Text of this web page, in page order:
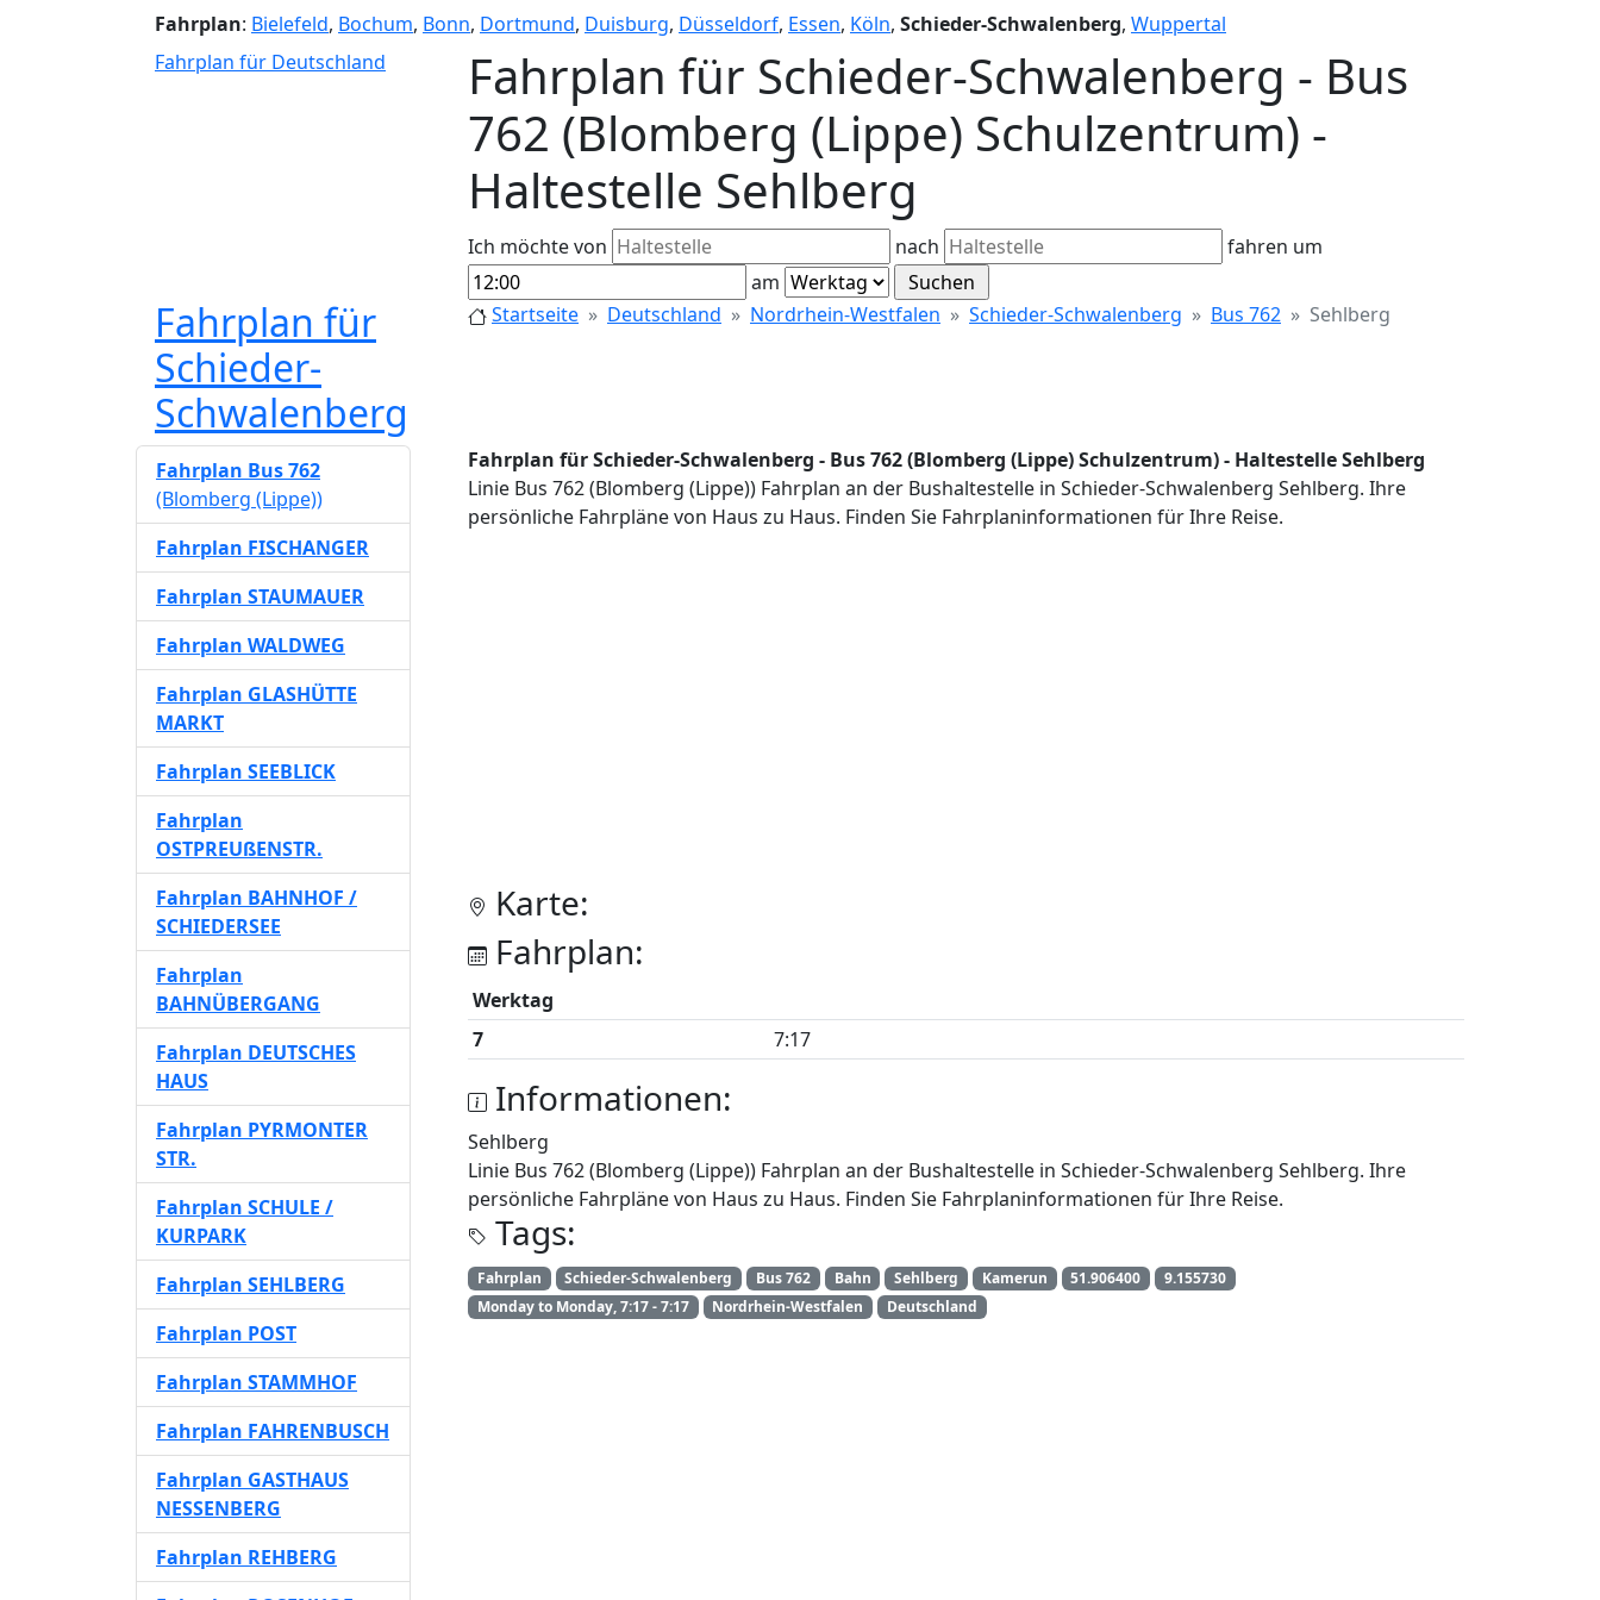
Fahrplan: Bielefeld, Bochum, Bonn, Dortmund, Duisburg, Düsseldorf, Essen, Köln, Schieder-Schwalenberg, Wuppertal
Fahrplan für Deutschland
Fahrplan für Schieder-Schwalenberg - Bus
762 (Blomberg (Lippe) Schulzentrum) -
Haltestelle Sehlberg
Ich möchte von nach
fahren um
am
Fahrplan für
Schieder-
Schwalenberg
Startseite Deutschland Nordrhein-Westfalen Schieder-Schwalenberg Bus 762 Sehlberg
Fahrplan für Schieder-Schwalenberg - Bus 762 (Blomberg (Lippe) Schulzentrum) - Haltestelle Sehlberg
Linie Bus 762 (Blomberg (Lippe)) Fahrplan an der Bushaltestelle in Schieder-Schwalenberg Sehlberg. Ihre
persönliche Fahrpläne von Haus zu Haus. Finden Sie Fahrplaninformationen für Ihre Reise.
Karte:
Fahrplan:
Werktag
7
7:17
Informationen:
Sehlberg
Linie Bus 762 (Blomberg (Lippe)) Fahrplan an der Bushaltestelle in Schieder-Schwalenberg Sehlberg. Ihre
persönliche Fahrpläne von Haus zu Haus. Finden Sie Fahrplaninformationen für Ihre Reise.
Tags:
Fahrplan Schieder-Schwalenberg Bus 762 Bahn Sehlberg Kamerun 51.906400
9.155730
Monday to Monday, 7:17 - 7:17
Nordrhein-Westfalen Deutschland
Fahrplan Bus 762
(Blomberg (Lippe))
Fahrplan FISCHANGER
Fahrplan STAUMAUER
Fahrplan WALDWEG
Fahrplan GLASHÜTTE
MARKT
Fahrplan SEEBLICK
Fahrplan
OSTPREUßENSTR.
Fahrplan BAHNHOF /
SCHIEDERSEE
Fahrplan
BAHNÜBERGANG
Fahrplan DEUTSCHES
HAUS
Fahrplan PYRMONTER
STR.
Fahrplan SCHULE /
KURPARK
Fahrplan SEHLBERG
Fahrplan POST
Fahrplan STAMMHOF
Fahrplan FAHRENBUSCH
Fahrplan GASTHAUS
NESSENBERG
Fahrplan REHBERG